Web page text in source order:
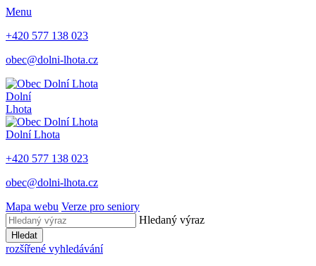
Menu
+420 577 138 023
obec@dolni-lhota.cz
Dolní
Lhota
Dolní Lhota
+420 577 138 023
obec@dolni-lhota.cz
Mapa webu Verze pro seniory
Hledaný výraz
Hledat
rozšířené vyhledávání